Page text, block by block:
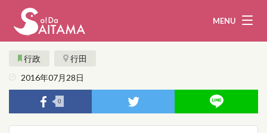
MENU
娯楽・観光
企業・団体 教育・医療
行政
行田
2016年07月28日
0